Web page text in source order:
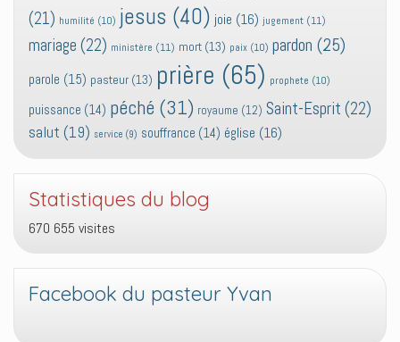
(21) humilité (10) jesus (40) joie (16) jugement (11)
mariage (22) ministère (11) mort (13) paix (10) pardon (25)
parole (15) pasteur (13) prière (65) prophete (10)
puissance (14) péché (31) royaume (12) Saint-Esprit (22)
salut (19) service (9) souffrance (14) église (16)
Statistiques du blog
670 655 visites
Facebook du pasteur Yvan